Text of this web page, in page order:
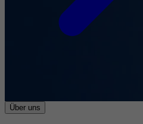
Über uns